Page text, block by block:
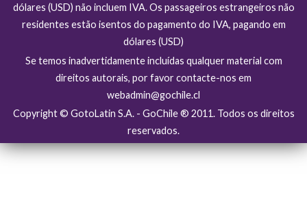
dólares (USD) não incluem IVA. Os passageiros estrangeiros não
residentes estão isentos do pagamento do IVA, pagando em
dólares (USD)
Se temos inadvertidamente incluídas qualquer material com
direitos autorais, por favor contacte-nos em
webadmin@gochile.cl
Copyright © GotoLatin S.A. - GoChile ® 2011. Todos os direitos
reservados.